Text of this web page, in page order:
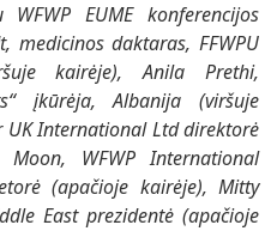
EUME konferencijos
medicinos daktaras, FFWPU
kairėje), Anila Prethi,
įkūrėja, Albanija (viršuje
UK International Ltd direktorė
WFWP International
(apačioje kairėje), Mitty
East prezidentė (apačioje